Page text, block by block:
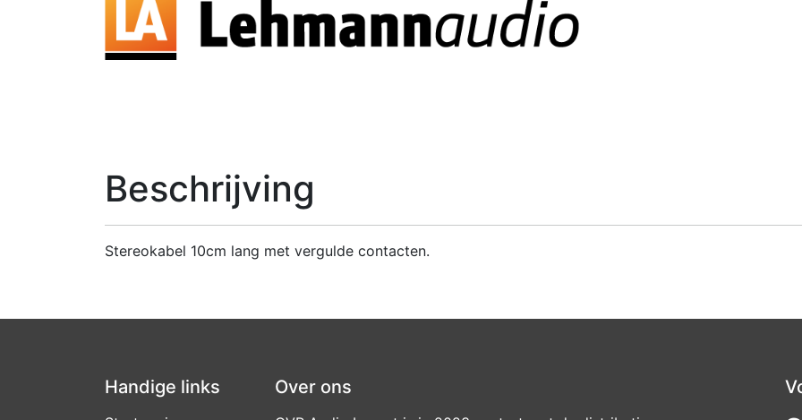
Beschrijving
Stereokabel 10cm lang met vergulde contacten.
Handige links Over ons